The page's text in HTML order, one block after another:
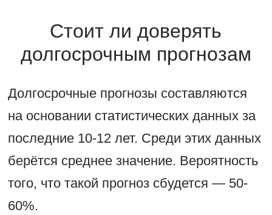
Стоит ли доверять
долгосрочным прогнозам
Долгосрочные прогнозы составляются
на основании статистических данных за
последние 10-12 лет. Среди этих данных
берётся среднее значение. Вероятность
того, что такой прогноз сбудется — 50-
60%.